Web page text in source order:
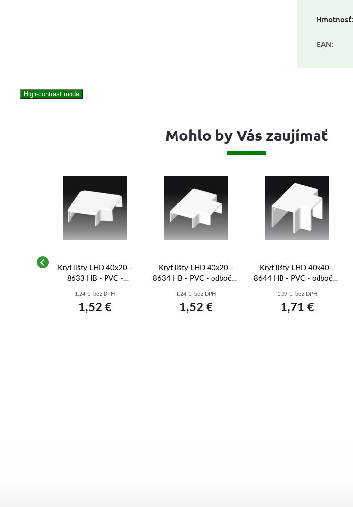
Hmotnosť:
EAN:
High-contrast mode
Mohlo by Vás zaujímať
Kryt lišty LHD 40x20 -
8633 HB - PVC -
1,24 € bez DPH
1,52 €
Kryt lišty LHD 40x20 -
8634 HB - PVC - odbočný
1,24 € bez DPH
1,52 €
Kryt lišty LHD 40x40 -
8644 HB - PVC - odbočný
1,39 € bez DPH
1,71 €